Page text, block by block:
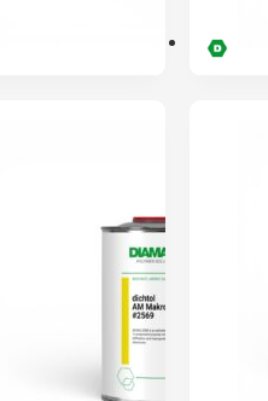
32,77